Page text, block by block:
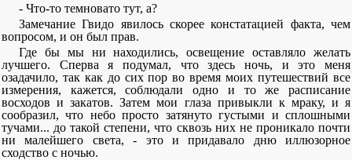
- Что-то темновато тут, а?
Замечание Гвидо явилось скорее констатацией факта, чем
вопросом, и он был прав.
Где бы мы ни находились, освещение оставляло желать
лучшего. Сперва я подумал, что здесь ночь, и это меня
озадачило, так как до сих пор во время моих путешествий все
измерения, кажется, соблюдали одно и то же расписание
восходов и закатов. Затем мои глаза привыкли к мраку, и я
сообразил, что небо просто затянуто густыми и сплошными
тучами... до такой степени, что сквозь них не проникало почти
ни малейшего света, - это и придавало дню иллюзорное
сходство с ночью.